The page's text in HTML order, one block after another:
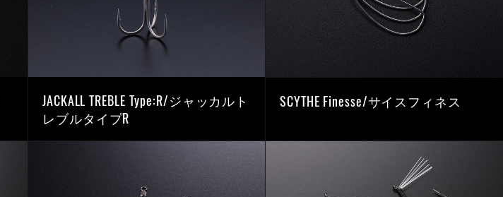
JACKALL TREBLE Type:R/ジャッカルト
レブルタイプR
SCYTHE Finesse/サイスフィネス